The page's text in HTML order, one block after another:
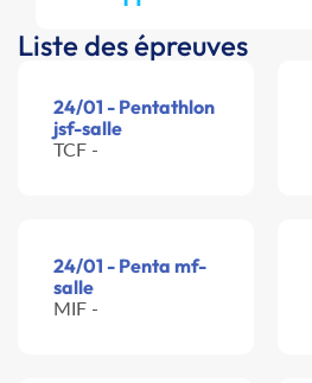
Liste des épreuves
24/01 - Pentathlon
jsf-salle
TCF -
24/01 - Penta mf-
salle
MIF -